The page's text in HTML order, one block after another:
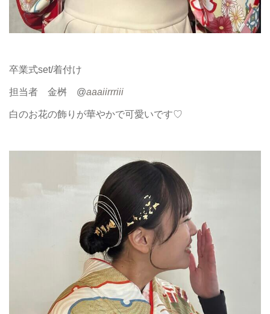
卒業式set/着付け
担当者 金桝 @aaaiirrriii
白のお花の飾りが華やかで可愛いです♡